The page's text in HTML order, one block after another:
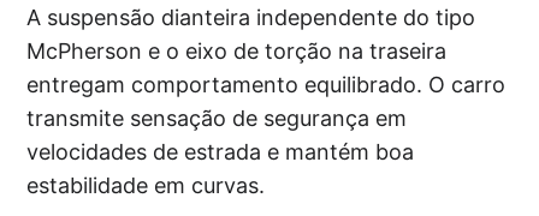
A suspensão dianteira independente do tipo
McPherson e o eixo de torção na traseira
entregam comportamento equilibrado. O carro
transmite sensação de segurança em
velocidades de estrada e mantém boa
estabilidade em curvas.